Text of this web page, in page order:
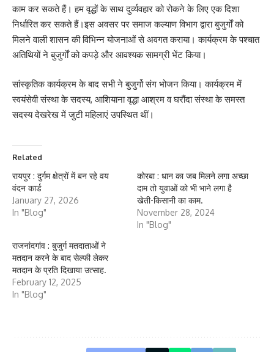
काम कर सकते हैं। हम वृद्धों के साथ दुर्व्यवहार को रोकने के लिए एक दिशा
निर्धारित कर सकते हैं।इस अवसर पर समाज कल्याण विभाग द्वारा बुजुर्गों को
मिलने वाली शासन की विभिन्न योजनाओं से अवगत कराया। कार्यक्रम के पश्चात
अतिथियों ने बुजुर्गों को कपड़े और आवश्यक सामग्री भेंट किया।
सांस्कृतिक कार्यक्रम के बाद सभी ने बुजुर्गो संग भोजन किया। कार्यक्रम में
स्वयंसेवी संस्था के सदस्य, आशियाना वृद्धा आश्रम व घरौंदा संस्था के समस्त
सदस्य देखरेख में जुटी महिलाएं उपस्थित थीं।
Related
रायपुर : दुर्गम क्षेत्रों में बन रहे वय
वंदन कार्ड
January 27, 2026
In "Blog"
कोरबा : धान का जब मिलने लगा अच्छा
दाम तो युवाओं को भी भाने लगा है
खेती-किसानी का काम.
November 28, 2024
In "Blog"
राजनांदगांव : बुजुर्ग मतदाताओं ने
मतदान करने के बाद सेल्फी लेकर
मतदान के प्रति दिखाया उत्साह.
February 12, 2025
In "Blog"